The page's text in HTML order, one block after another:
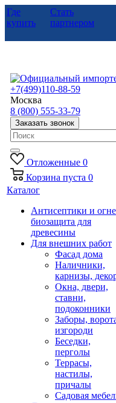
Где
купить
Стать
партнером
+7(499)110-88-59
Москва
8 (800) 555-33-79
Заказать звонок
Отложенные 0
Корзина пуста 0
Каталог
Антисептики и
биозащита для
древесины
Для внешних работ
Фасад дома
Наличники,
карнизы,
Окна, двери,
ставни,
подоконники
Заборы,
изгороди
Беседки,
перголы
Террасы,
настилы,
причалы
Садовая